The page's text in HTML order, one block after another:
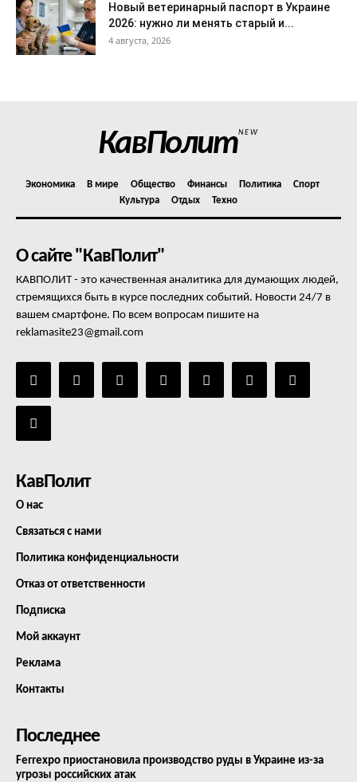
Новый ветеринарный паспорт в Украине
2026: нужно ли менять старый и...
4 августа, 2026
КавПолитNEW
Экономика В мире Общество Финансы Политика
Спорт
Культура
Отдых Техно
О сайте "КавПолит"
КАВПОЛИТ - это качественная аналитика для думающих людей,
стремящихся быть в курсе последних событий. Новости 24/7 в
вашем смартфоне. По всем вопросам пишите на
reklamasite23@gmail.com
КавПолит
О нас
Связаться с нами
Политика конфиденциальности
Отказ от ответственности
Подписка
Мой аккаунт
Реклама
Контакты
Последнее
Ferrexpo приостановила производство руды в Украине из-за
угрозы российских атак